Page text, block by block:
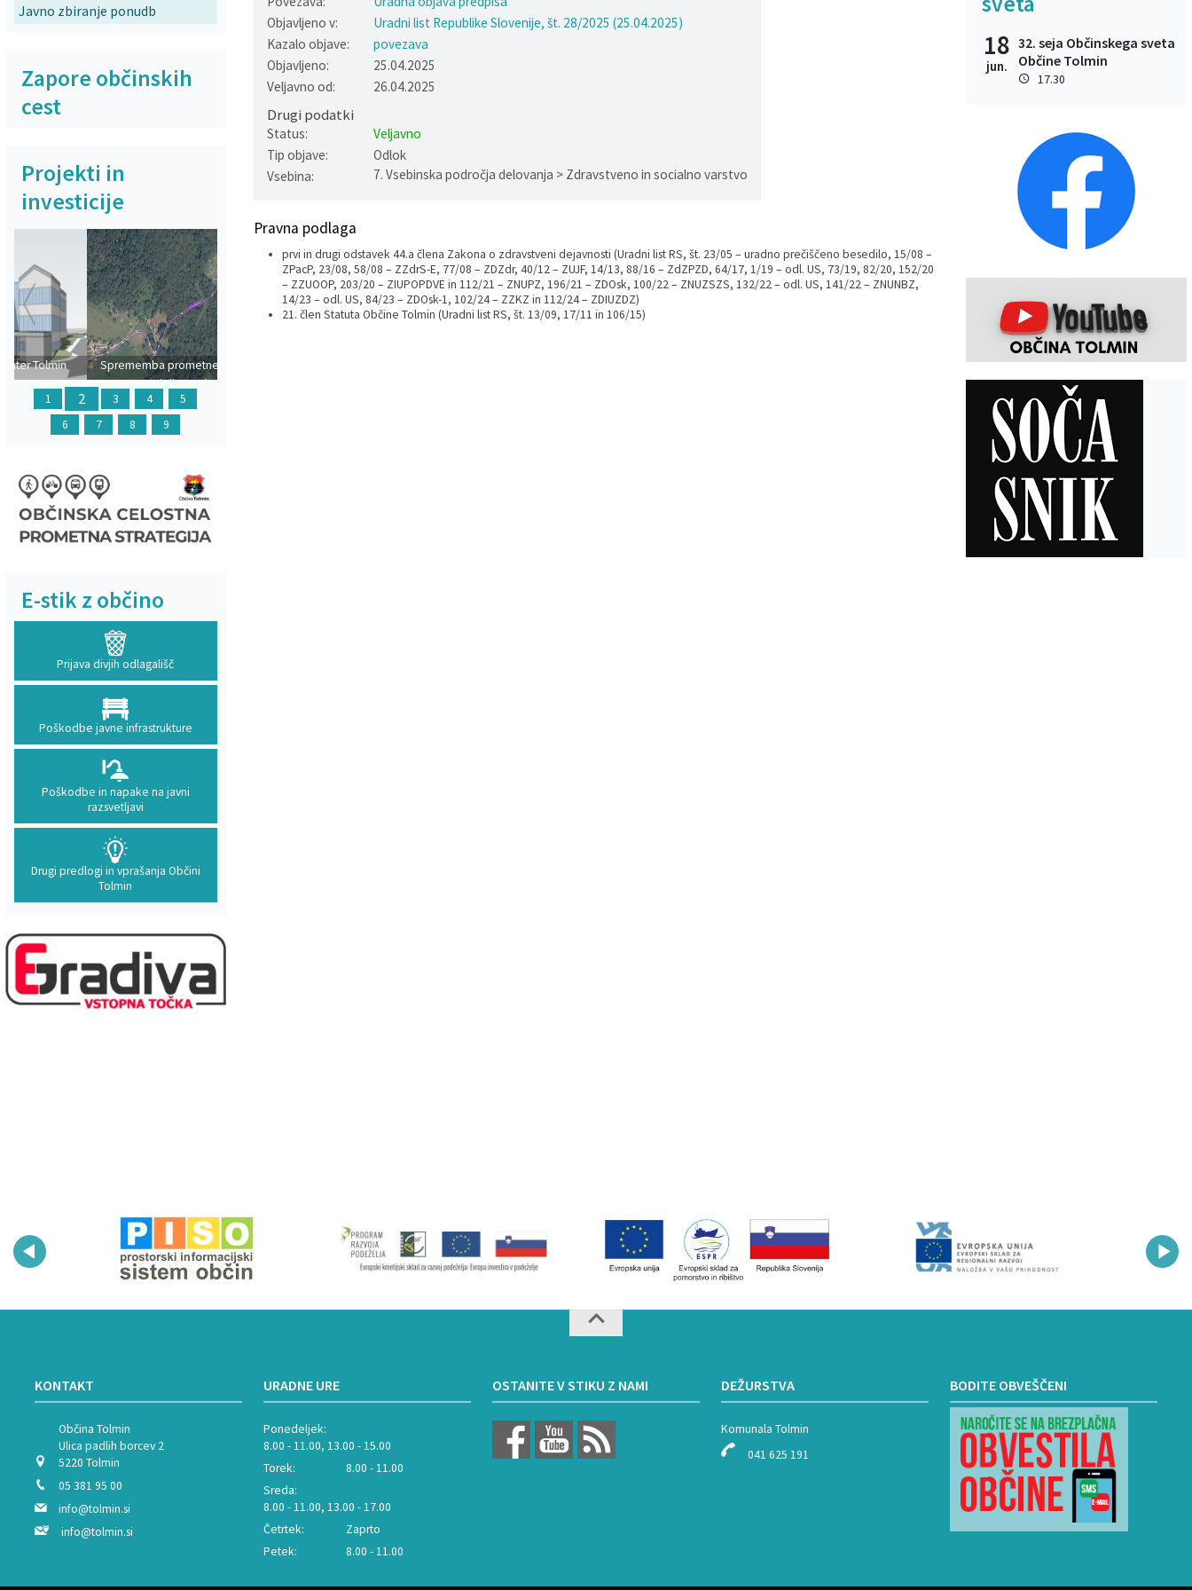
Objavljeno v:
Uradni list Republike Slovenije, št. 28/2025 (25.04.2025)
Kazalo objave:
povezava
Objavljeno:
25.04.2025
Veljavno od:
26.04.2025
Drugi podatki
Status:
Veljavno
Tip objave:
Odlok
Vsebina:
7. Vsebinska področja delovanja > Zdravstveno in socialno varstvo
Pravna podlaga
prvi in drugi odstavek 44.a člena Zakona o zdravstveni dejavnosti (Uradni list RS, št. 23/05 – uradno prečiščeno besedilo, 15/08 –
ZPacP, 23/08, 58/08 – ZZdrS-E, 77/08 – ZDZdr, 40/12 – ZUJF, 14/13, 88/16 – ZdZPZD, 64/17, 1/19 – odl. US, 73/19, 82/20, 152/20
– ZZUOOP, 203/20 – ZIUPOPDVE in 112/21 – ZNUPZ, 196/21 – ZDOsk, 100/22 – ZNUZSZS, 132/22 – odl. US, 141/22 – ZNUNBZ,
14/23 – odl. US, 84/23 – ZDOsk-1, 102/24 – ZZKZ in 112/24 – ZDIUZDZ)
21. člen Statuta Občine Tolmin (Uradni list RS, št. 13/09, 17/11 in 106/15)
Javno zbiranje ponudb
Zapore občinskih
cest
Projekti in
investicije
Sprememba prometnega režima v
dolino Polog
Prejšnja Naslednja
1 2 3 4
5
6
7 8 9
E-stik z občino
Prijava divjih odlagališč
Poškodbe javne infrastrukture
Poškodbe in napake na javni
razsvetljavi
Drugi predlogi in vprašanja Občini
Tolmin
18
jun.
32. seja Občinskega sveta
Občine Tolmin
17.30
KONTAKT
Občina Tolmin
Ulica padlih borcev 2
5220 Tolmin
05 381 95 00
info@tolmin.si
info@tolmin.si
URADNE URE
Ponedeljek:
8.00 - 11.00, 13.00 - 15.00
Torek:
8.00 - 11.00
Sreda:
8.00 - 11.00, 13.00 - 17.00
Četrtek:
Zaprto
Petek:
8.00 - 11.00
OSTANITE V STIKU Z NAMI DEŽURSTVA
Komunala Tolmin
041 625 191
BODITE OBVEŠČENI
Katalog informacij javnega značaja
Svet za preventivo in vzgojo v cestnem prometu
En Svet EKO sklad
Varuhov kotiček